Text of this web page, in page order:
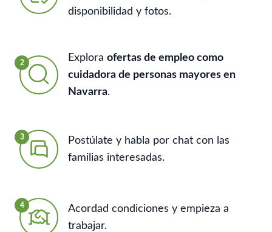
disponibilidad y fotos.
2 Explora ofertas de empleo como
cuidadora de personas mayores en
Navarra.
3
Postúlate y habla por chat con las
familias interesadas.
4
Acordad condiciones y empieza a
trabajar.